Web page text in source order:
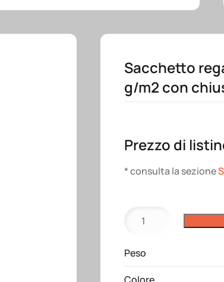
Sacchetto
g/m2 con
Prezzo di
* consulta la sezione
regalo
policotone
brillante
Peso